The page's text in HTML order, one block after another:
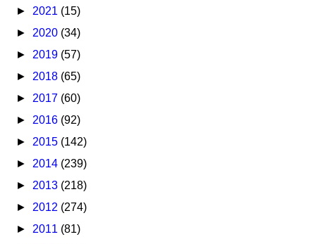
► 2021 (15)
► 2020 (34)
► 2019 (57)
► 2018 (65)
► 2017 (60)
► 2016 (92)
► 2015 (142)
► 2014 (239)
► 2013 (218)
► 2012 (274)
► 2011 (81)